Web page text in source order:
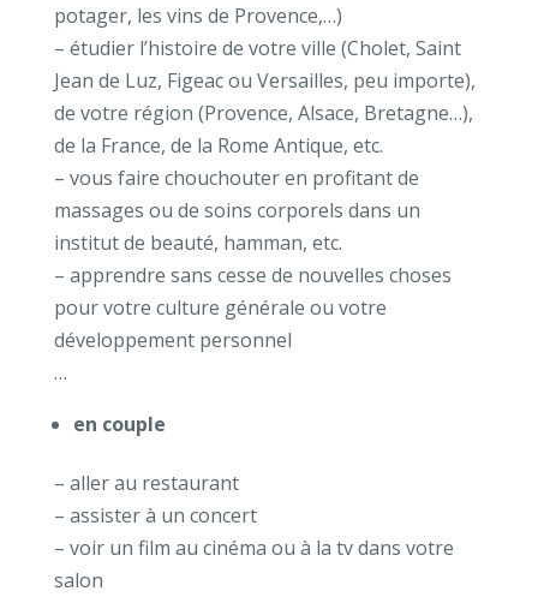
potager, les vins de Provence,…)
– étudier l’histoire de votre ville (Cholet, Saint
Jean de Luz, Figeac ou Versailles, peu importe),
de votre région (Provence, Alsace, Bretagne…),
de la France, de la Rome Antique, etc.
– vous faire chouchouter en profitant de
massages ou de soins corporels dans un
institut de beauté, hamman, etc.
– apprendre sans cesse de nouvelles choses
pour votre culture générale ou votre
développement personnel
…
en couple
– aller au restaurant
– assister à un concert
– voir un film au cinéma ou à la tv dans votre
salon